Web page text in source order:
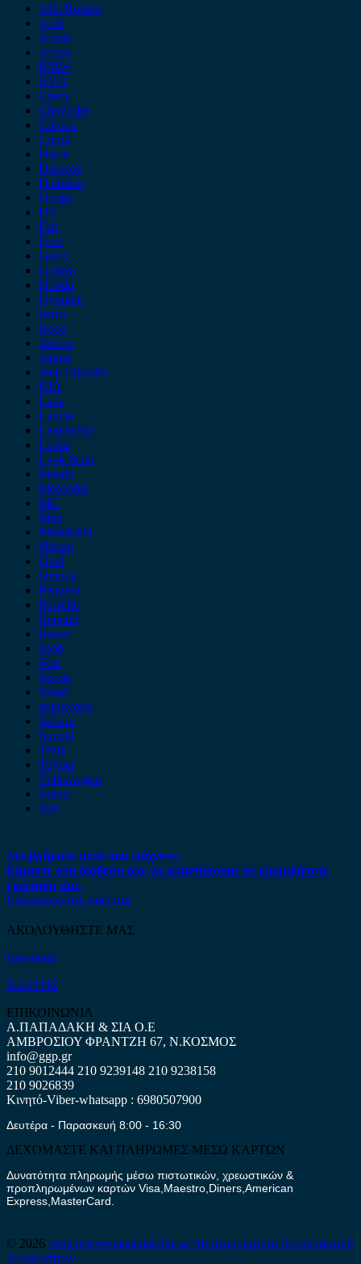
Alfa Romeo
Audi
Austin
Acura
BMW
BYD
Chery
Chevrolet
Citroen
Cupra
Dacia
Daewoo
Daihatsu
Dodge
DS
Fiat
Ford
Geely
Gonow
Honda
Hyundai
Isuzu
iveco
Jaecoo
Jaguar
Jeep Chrysler
KIA
Lada
Lancia
Leapmotor
Lexus
Lynk & co
Mazda
Mercedes
MG
Mini
Mitsubishi
Nissan
Opel
Omoda
Peugeot
Porsche
Renault
Rover
Saab
Seat
Skoda
Smart
ssangyong
Subaru
Suzuki
Tesla
Toyota
Volkswagen
Volvo
Xev
Δεν βρήκατε αυτό που ψάχνετε;
Είμαστε στη διάθεση σας να απαντήσουμε σε οποιαδήποτε
ερώτηση σας.
Επικοινωνήστε μαζί μας
ΑΚΟΛΟΥΘΗΣΤΕ ΜΑΣ
Facebook
ΧΑΡΤΗΣ
ΕΠΙΚΟΙΝΩΝΙΑ
Α.ΠΑΠΑΔΑΚΗ & ΣΙΑ Ο.Ε
ΑΜΒΡΟΣΙΟΥ ΦΡΑΝΤΖΗ 67, Ν.ΚΟΣΜΟΣ
info@ggp.gr
210 9012444 210 9239148 210 9238158
210 9026839
Κινητό-Viber-whatsapp : 6980507900
Δευτέρα - Παρασκευή 8:00 - 16:30
ΔΕΧΟΜΑΣΤΕ ΚΑΙ ΠΛΗΡΩΜΕΣ ΜΕΣΩ ΚΑΡΤΩΝ
Δυνατότητα πληρωμής μέσω πιστωτικών, χρεωστικών &
προπληρωμένων καρτών Visa,Maestro,Diners,American
Express,MasterCard.
© 2026 metaxirismenaantalaktika.grΜεταχειρισμένα Ανταλλακτικά
Αυτοκινήτων